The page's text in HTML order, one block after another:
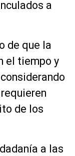
a
de que la
el tiempo y
de los
a las